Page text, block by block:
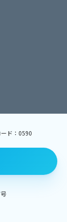
ド：0590
号